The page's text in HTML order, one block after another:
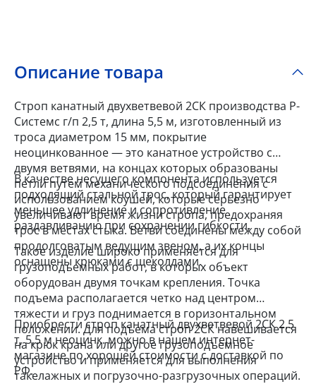
Описание товара
Строп канатный двухветвевой 2СК производства Р-
Системс г/п 2,5 т, длина 5,5 м, изготовленный из
троса диаметром 15 мм, покрытие
неоцинкованное — это канатное устройство с
двумя ветвями, на концах которых образованы
петли путем механического подсоединения с
использованием коушей, которые серьезно
увеличивают время жизни стропа, предохраняя
трос в местах стыка. Ветви соединены между собой
продолговатым ведущим звеном, а их концы
оснащены крюками с щеколдами.
В качестве несущего компонента используется
подходящий стальной трос, который гарантирует
меньшее удлинение и сопротивление
раздавливанию при сохранении гибкости.
Такое изделие широко применяется для
грузоподъемных работ, в которых объект
оборудован двумя точкам крепления. Точка
подъема располагается четко над центром
тяжести и груз поднимается в горизонтальном
положении. Для подъема строп 2СК навешивается
на крюк крана или другое грузоподъемное
устройство и применяется для выполнения
такелажных и погрузочно-разгрузочных операций.
Приобрести строп канатный двухветвевой 2СК 2,5
т, 5,5 м неоцинк. можно в нашем интернет-
магазине по хорошей стоимости с доставкой по
РФ.